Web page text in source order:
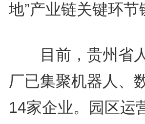
地”产业链关键环节
目前，贵州省人
厂已集聚机器人、
14家企业。园区运